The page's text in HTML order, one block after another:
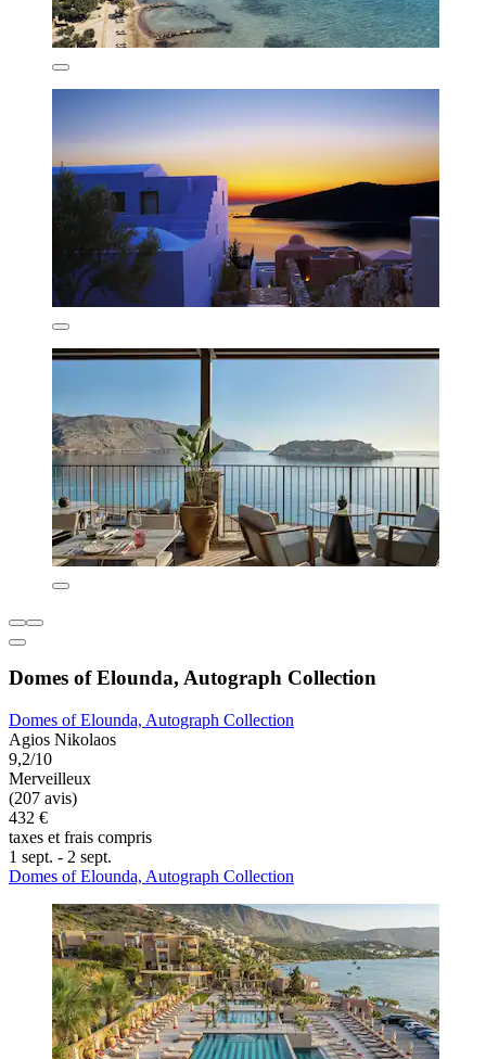
Domes of Elounda, Autograph Collection
Domes of Elounda, Autograph Collection
Agios Nikolaos
9,2/10
Merveilleux
(207 avis)
432 €
taxes et frais compris
1 sept. - 2 sept.
Domes of Elounda, Autograph Collection